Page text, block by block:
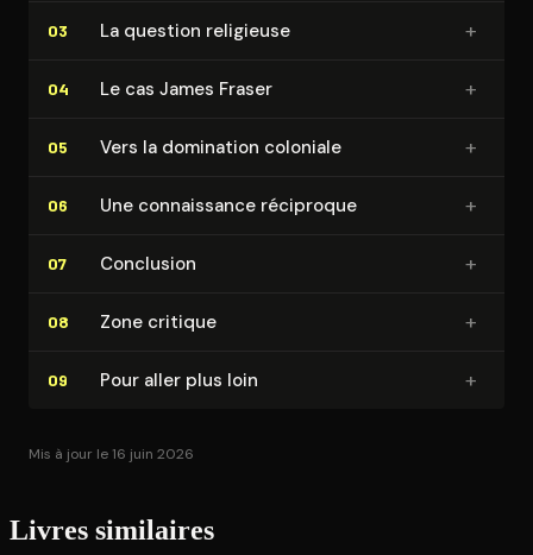
03 La question religieuse +
04 Le cas James Fraser +
05 Vers la domination coloniale +
06 Une connais­sance réciproque +
07 Conclusion +
08 Zone critique +
09 Pour aller plus loin +
Mis à jour le 16 juin 2026
Livres similaires